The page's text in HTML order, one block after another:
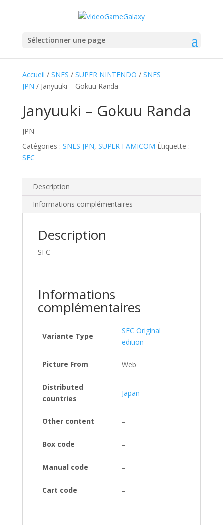
Sélectionner une page
Accueil / SNES / SUPER NINTENDO / SNES
JPN / Janyuuki – Gokuu Randa
Janyuuki – Gokuu Randa
JPN
Catégories : SNES JPN, SUPER FAMICOM Étiquette :
SFC
Description
Informations complémentaires
Description
SFC
Informations
complémentaires
Variante Type
SFC Original
edition
Picture From Web
Distributed
countries
Japan
Other content –
Box code –
Manual code –
Cart code –